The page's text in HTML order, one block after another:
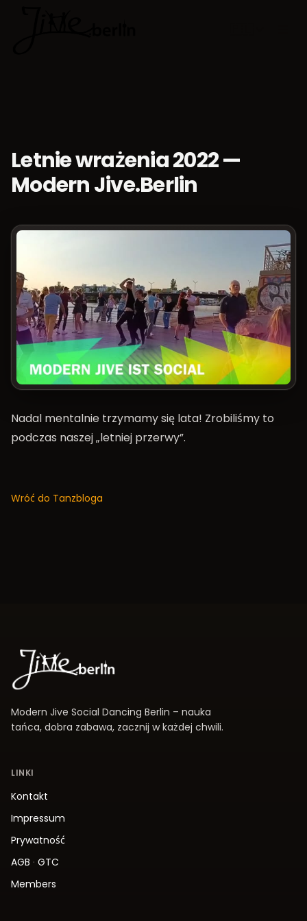
Letnie wrażenia 2022 —
Modern Jive.Berlin
Nadal mentalnie trzymamy się lata! Zrobiliśmy to
podczas naszej „letniej przerwy”.
Wróć do Tanzbloga
Modern Jive Social Dancing Berlin – nauka
tańca, dobra zabawa, zacznij w każdej chwili.
LINKI
Kontakt
Impressum
Prywatność
AGB · GTC
Members